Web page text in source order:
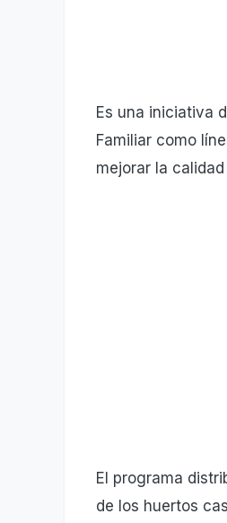
Es una iniciativa
Familiar como
mejorar la
El programa
de los huertos